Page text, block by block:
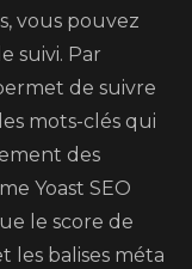
vous pouvez
suivi. Par
de suivre
mots-clés qui
des
Yoast SEO
le score de
les balises méta